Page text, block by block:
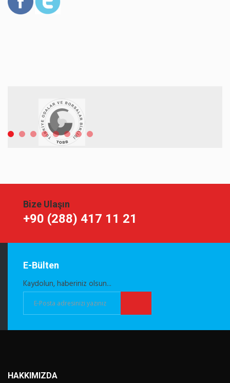
Bize Ulaşın
+90 (288) 417 11 21
E-Bülten
Kaydolun, haberiniz olsun...
HAKKIMIZDA